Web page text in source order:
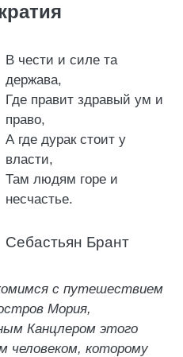
В чести и силе та
держава,
Где правит здравый ум и
право,
А где дурак стоит у
власти,
Там людям горе и
несчастье.
Себастьян Брант
с путешествием
Мория,
Канцлером этого
человеком, которому